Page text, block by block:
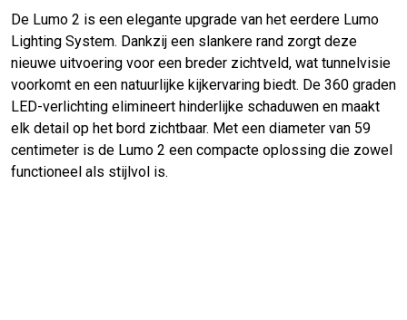
De Lumo 2 is een elegante upgrade van het eerdere Lumo
Lighting System. Dankzij een slankere rand zorgt deze
nieuwe uitvoering voor een breder zichtveld, wat tunnelvisie
voorkomt en een natuurlijke kijkervaring biedt. De 360 graden
LED-verlichting elimineert hinderlijke schaduwen en maakt
elk detail op het bord zichtbaar. Met een diameter van 59
centimeter is de Lumo 2 een compacte oplossing die zowel
functioneel als stijlvol is.